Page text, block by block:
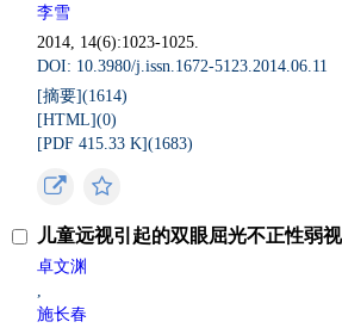
李雪
2014, 14(6):1023-1025.
DOI: 10.3980/j.issn.1672-5123.2014.06.11
[摘要](1614)
[HTML](0)
[PDF 415.33 K](1683)
儿童远视引起的双眼屈光不正性弱
卓文渊
,
施长春